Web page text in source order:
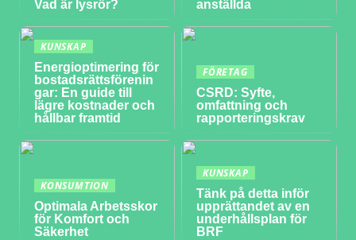
Vad är lysrör?
anställda
KUNSKAP
Energioptimering för
bostadsrättsförenin
gar: En guide till
lägre kostnader och
hållbar framtid
FÖRETAG
CSRD: Syfte,
omfattning och
rapporteringskrav
KONSUMTION
Optimala Arbetsskor
för Komfort och
Säkerhet
KUNSKAP
Tänk på detta inför
upprättandet av en
underhållsplan för
BRF